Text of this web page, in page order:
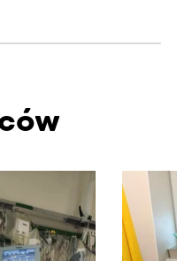
w poziomie. Użyj